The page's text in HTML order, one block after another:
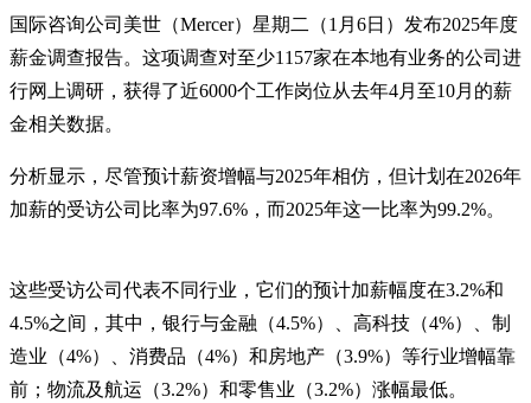
国际咨询公司美世（Mercer）星期二（1月6日）发布2025年度
薪金调查报告。这项调查对至少1157家在本地有业务的公司进
行网上调研，获得了近6000个工作岗位从去年4月至10月的薪
金相关数据。
分析显示，尽管预计薪资增幅与2025年相仿，但计划在2026年
加薪的受访公司比率为97.6%，而2025年这一比率为99.2%。
这些受访公司代表不同行业，它们的预计加薪幅度在3.2%和
4.5%之间，其中，银行与金融（4.5%）、高科技（4%）、制
造业（4%）、消费品（4%）和房地产（3.9%）等行业增幅靠
前；物流及航运（3.2%）和零售业（3.2%）涨幅最低。